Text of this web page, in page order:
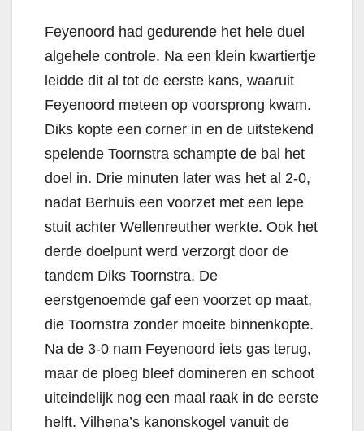
Feyenoord had gedurende het hele duel
algehele controle. Na een klein kwartiertje
leidde dit al tot de eerste kans, waaruit
Feyenoord meteen op voorsprong kwam.
Diks kopte een corner in en de uitstekend
spelende Toornstra schampte de bal het
doel in. Drie minuten later was het al 2-0,
nadat Berhuis een voorzet met een lepe
stuit achter Wellenreuther werkte. Ook het
derde doelpunt werd verzorgt door de
tandem Diks Toornstra. De
eerstgenoemde gaf een voorzet op maat,
die Toornstra zonder moeite binnenkopte.
Na de 3-0 nam Feyenoord iets gas terug,
maar de ploeg bleef domineren en schoot
uiteindelijk nog een maal raak in de eerste
helft. Vilhena’s kanonskogel vanuit de